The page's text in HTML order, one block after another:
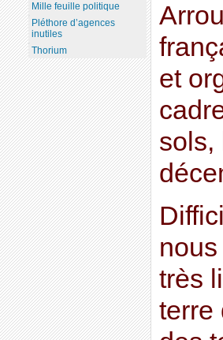
et
sols,
très
terre
Mille feuille politique
Pléthore d’agences
inutiles
Thorium